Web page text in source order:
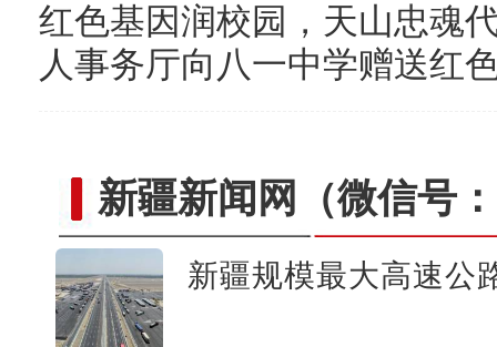
红色基因润校园，天山忠
人事务厅向八一中学赠送红
新疆新闻网 （微信号
新疆规模最大高速公